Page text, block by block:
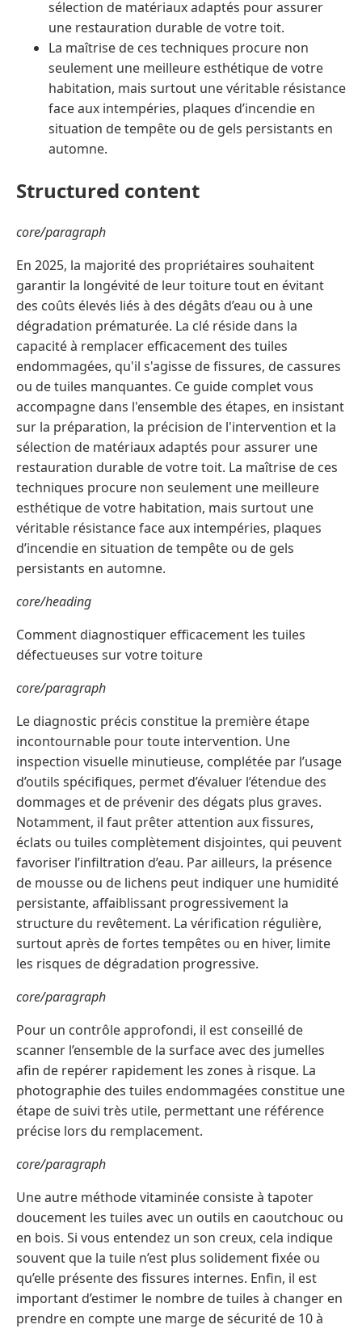
sélection de matériaux adaptés pour assurer
une restauration durable de votre toit.
La maîtrise de ces techniques procure non
seulement une meilleure esthétique de votre
habitation, mais surtout une véritable résistance
face aux intempéries, plaques d’incendie en
situation de tempête ou de gels persistants en
automne.
Structured content
core/paragraph
En 2025, la majorité des propriétaires souhaitent
garantir la longévité de leur toiture tout en évitant
des coûts élevés liés à des dégâts d’eau ou à une
dégradation prématurée. La clé réside dans la
capacité à remplacer efficacement des tuiles
endommagées, qu'il s'agisse de fissures, de cassures
ou de tuiles manquantes. Ce guide complet vous
accompagne dans l'ensemble des étapes, en insistant
sur la préparation, la précision de l'intervention et la
sélection de matériaux adaptés pour assurer une
restauration durable de votre toit. La maîtrise de ces
techniques procure non seulement une meilleure
esthétique de votre habitation, mais surtout une
véritable résistance face aux intempéries, plaques
d’incendie en situation de tempête ou de gels
persistants en automne.
core/heading
Comment diagnostiquer efficacement les tuiles
défectueuses sur votre toiture
core/paragraph
Le diagnostic précis constitue la première étape
incontournable pour toute intervention. Une
inspection visuelle minutieuse, complétée par l’usage
d’outils spécifiques, permet d’évaluer l’étendue des
dommages et de prévenir des dégats plus graves.
Notamment, il faut prêter attention aux fissures,
éclats ou tuiles complètement disjointes, qui peuvent
favoriser l’infiltration d’eau. Par ailleurs, la présence
de mousse ou de lichens peut indiquer une humidité
persistante, affaiblissant progressivement la
structure du revêtement. La vérification régulière,
surtout après de fortes tempêtes ou en hiver, limite
les risques de dégradation progressive.
core/paragraph
Pour un contrôle approfondi, il est conseillé de
scanner l’ensemble de la surface avec des jumelles
afin de repérer rapidement les zones à risque. La
photographie des tuiles endommagées constitue une
étape de suivi très utile, permettant une référence
précise lors du remplacement.
core/paragraph
Une autre méthode vitaminée consiste à tapoter
doucement les tuiles avec un outils en caoutchouc ou
en bois. Si vous entendez un son creux, cela indique
souvent que la tuile n’est plus solidement fixée ou
qu’elle présente des fissures internes. Enfin, il est
important d’estimer le nombre de tuiles à changer en
prendre en compte une marge de sécurité de 10 à